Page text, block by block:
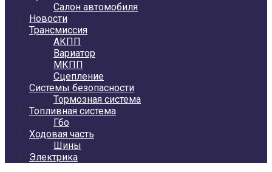
Салон автомобиля
Новости
Трансмиссия
АКПП
Вариатор
МКПП
Сцепление
Системы безопасности
Тормозная система
Топливная система
Гбо
Ходовая часть
Шины
Электрика